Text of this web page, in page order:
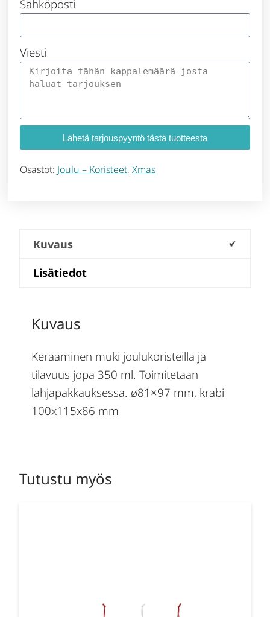
Sähköposti
Viesti
Lähetä tarjouspyyntö tästä tuotteesta
Osastot: Joulu – Koristeet,Xmas
Kuvaus
Lisätiedot
Kuvaus
Keraaminen muki joulukoristeilla ja
tilavuus jopa 350 ml. Toimitetaan
lahjapakkauksessa. ø81×97 mm, krabi
100x115x86 mm
Tutustu myös